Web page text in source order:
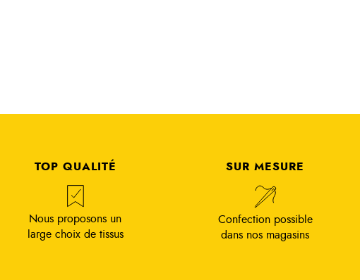
TOP QUALITÉ
Nous proposons un
large choix de tissus
SUR MESURE
Confection possible
dans nos magasins